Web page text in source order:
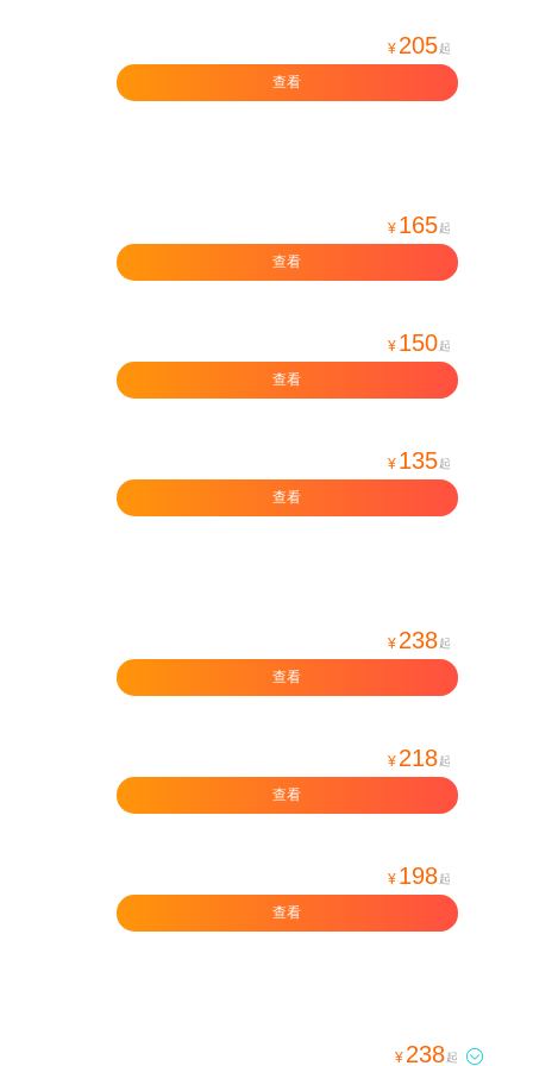
¥ 205 起
查看
¥ 165 起
查看
¥ 150 起
查看
¥ 135 起
查看
¥ 238 起
查看
¥ 218 起
查看
¥ 198 起
查看
¥ 238起 